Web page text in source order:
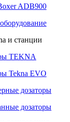
ADB900
и станции
TEKNA
Tekna EVO
дозаторы
дозаторы